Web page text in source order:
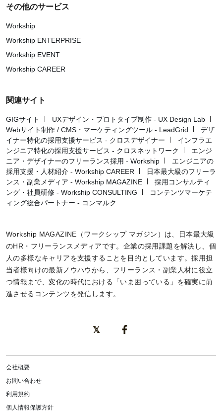
その他のサービス
Workship
Workship ENTERPRISE
Workship EVENT
Workship CAREER
関連サイト
GIGサイト
UXデザイン・プロトタイプ制作 - UX Design Lab
Webサイト制作 / CMS・マーケティングツール - LeadGrid
デザ
イナー特化の採用支援サービス - クロスデザイナー
インフラエ
ンジニア特化の採用支援サービス - クロスネットワーク
エンジ
ニア・デザイナーのフリーランス採用 - Workship
エンジニアの
採用支援・人材紹介 - Workship CAREER
日本最大級のフリーラ
ンス・副業メディア - Workship MAGAZINE
採用コンサルティ
ング・社員研修 - Workship CONSULTING
コンテンツマーケテ
ィング総合パートナー - コンマルク
Workship MAGAZINE（ワークシップ マガジン）は、日本最大級
のHR・フリーランスメディアです。企業の採用課題を解決し、個
人の多様なキャリアを支援することを目的としています。採用担
当者様向けの最新ノウハウから、フリーランス・副業人材に役立
つ情報まで、変化の時代における「いま困っている」を確実に前
進させるコンテンツを発信します。
会社概要
お問い合わせ
利用規約
個人情報保護方針